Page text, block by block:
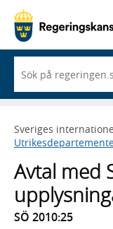
du
börjar
skriva
framträder
en
med
sökförslag
Sveriges
Avtal med
SÖ 2010:25